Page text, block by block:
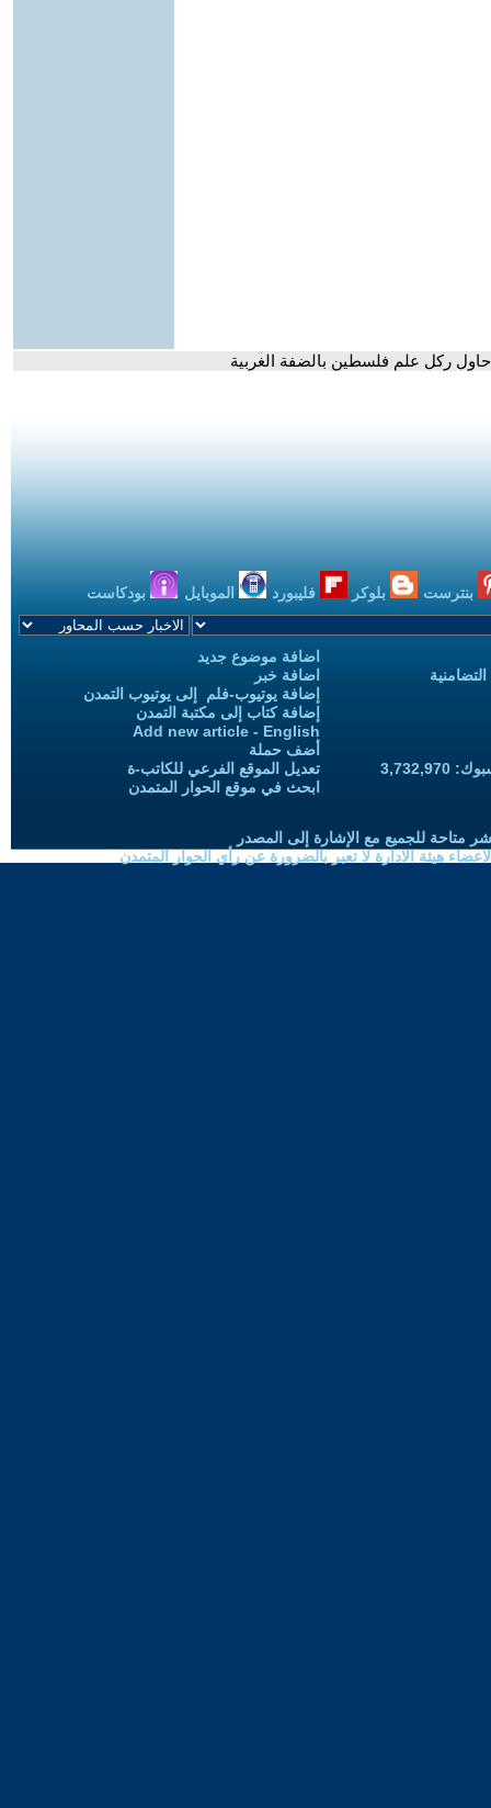
ركل علم فلسطين بالضفة الغربية
بنترست بلوكر فليبورد الموبايل بودكاست
اضافة موضوع جديد
اضافة خبر
إضافة يوتيوب-فلم إلى يوتيوب التمدن
إضافة كتاب إلى مكتبة التمدن
Add new article - English
أضف حملة
تعديل الموقع الفرعي للكاتب-ة
ابحث في موقع الحوار المتمدن
متاحة للجميع مع الإشارة إلى المصدر
هيئة الادارة لا تعبر بالضرورة عن رأي الحوار المتمدن